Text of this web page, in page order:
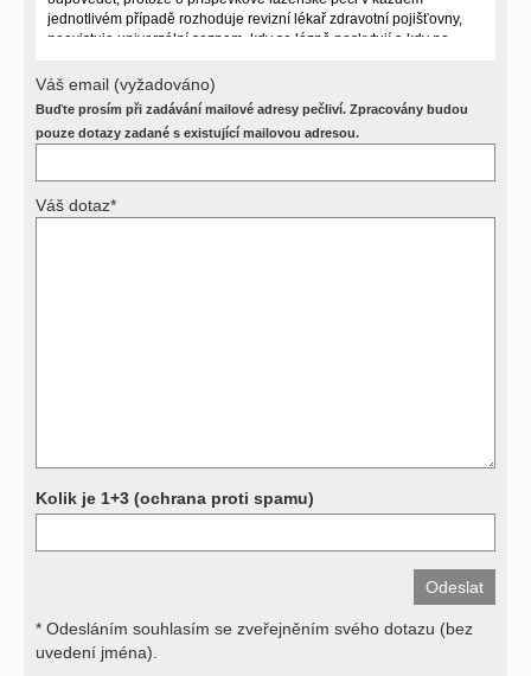
jednotlivém případě rozhoduje revizní lékař zdravotní pojišťovny,
neexistuje univerzální seznam, kdy se lázně poskytují a kdy ne.
postižení pacienta a dalších zdravotních okolnostech.
Požádejte svého ošetřujícího lékaře o návrh, který pak posoudí
příslušný revizní lékař. My vám spolehlivou odpověď dát
Výsledky vyšetření
Váš email (vyžadováno)
Buďte prosím při zadávání mailové adresy pečliví. Zpracovány budou
pouze dotazy zadané s existující mailovou adresou.
Váš dotaz*
Kolik je 1+3 (ochrana proti spamu)
* Odesláním souhlasím se zveřejněním svého dotazu (bez
uvedení jména).